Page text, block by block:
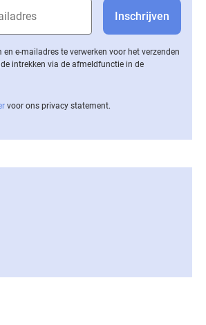
e-mailadres te verwerken voor het verzenden
intrekken via de af­meld­func­tie in de
voor ons privacy statement.